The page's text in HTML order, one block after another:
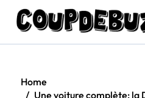
content
Home
Une voiture complète: la